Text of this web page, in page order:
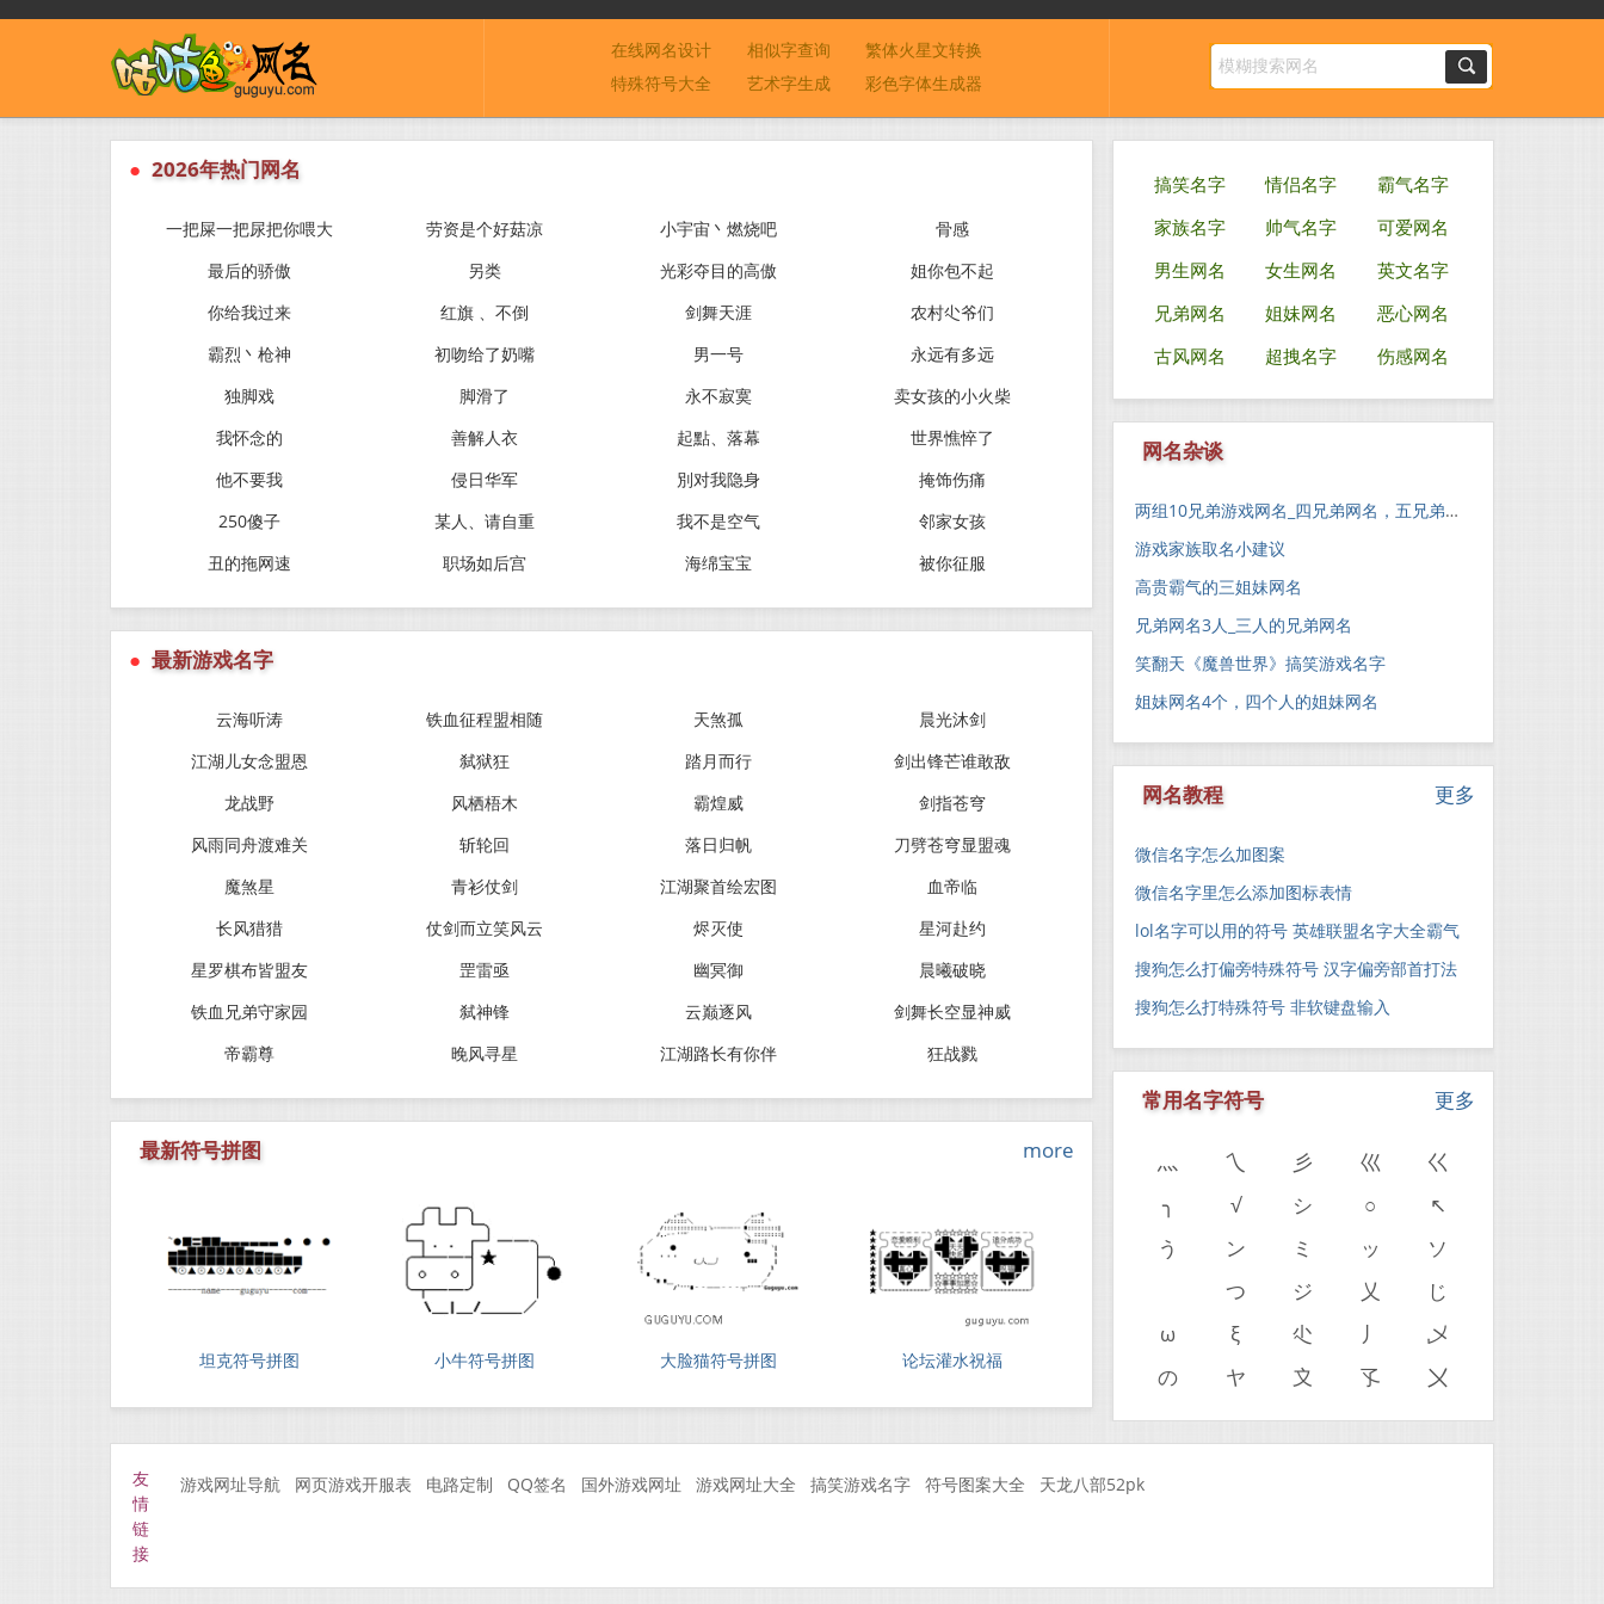
在线网名设计 相似字查询
繁体火星文转换
特殊符号大全
艺术字生成 彩色字体生成器
● 2026年热门网名
一把屎一把尿把你喂大 劳资是个好菇凉 小宇宙丶燃烧吧
骨感
最后的骄傲
另类 光彩夺目的高傲
姐你包不起
你给我过来
红旗 、不倒 剑舞天涯
农村尐爷们
霸烈丶枪神
初吻给了奶嘴 男一号
永远有多远
独脚戏
脚滑了 永不寂寞
卖女孩的小火柴
我怀念的
善解人衣 起點、落幕
世界憔悴了
他不要我
侵日华军 別对我隐身
掩饰伤痛
250傻子
某人、请自重 我不是空气
邻家女孩
丑的拖网速
职场如后宫 海绵宝宝 被你征服
● 最新游戏名字
云海听涛 铁血征程盟相随 天煞孤
晨光沐剑
江湖儿女念盟恩
弑狱狂 踏月而行
剑出锋芒谁敢敌
龙战野
风栖梧木 霸煌威
剑指苍穹
风雨同舟渡难关
斩轮回 落日归帆
刀劈苍穹显盟魂
魔煞星
青衫仗剑 江湖聚首绘宏图
血帝临
长风猎猎
仗剑而立笑风云 烬灭使
星河赴约
星罗棋布皆盟友
罡雷亟 幽冥御
晨曦破晓
铁血兄弟守家园
弑神锋 云巅逐风
剑舞长空显神威
帝霸尊
晚风寻星 江湖路长有你伴 狂战戮
more
最新符号拼图
坦克符号拼图 小牛符号拼图 大脸猫符号拼图 论坛灌水祝福
搞笑名字 情侣名字
霸气名字
家族名字
帅气名字
可爱网名
男生网名
女生网名
英文名字
兄弟网名
姐妹网名
恶心网名
古风网名
超拽名字 伤感网名
网名杂谈
两组10兄弟游戏网名_四兄弟网名，五兄弟网名,六兄弟网名均可用
游戏家族取名小建议
高贵霸气的三姐妹网名
兄弟网名3人_三人的兄弟网名
笑翻天《魔兽世界》搞笑游戏名字
姐妹网名4个，四个人的姐妹网名
更多
网名教程
微信名字怎么加图案
微信名字里怎么添加图标表情
lol名字可以用的符号 英雄联盟名字大全霸气
搜狗怎么打偏旁特殊符号 汉字偏旁部首打法
搜狗怎么打特殊符号 非软键盘输入
更多
常用名字符号
灬 乀 彡 巛
巜
╮
√ シ ○
↖
う
ン ミ ッ
ソ
つ ジ 乂
じ
ω
ξ 尐 丿
乄
の
ヤ 〩 孓 〤
友
情
链
接
游戏网址导航 网页游戏开服表 电路定制 QQ签名 国外游戏网址 游戏网址大全 搞笑游戏名字 符号图案大全 天龙八部52pk